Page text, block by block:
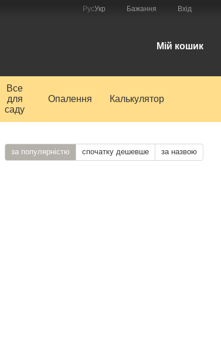
РусУкр Бажання Вхід
Мій кошик
Все
для
саду
Опалення Калькулятор
за популярністю спочатку дешевше за назвою